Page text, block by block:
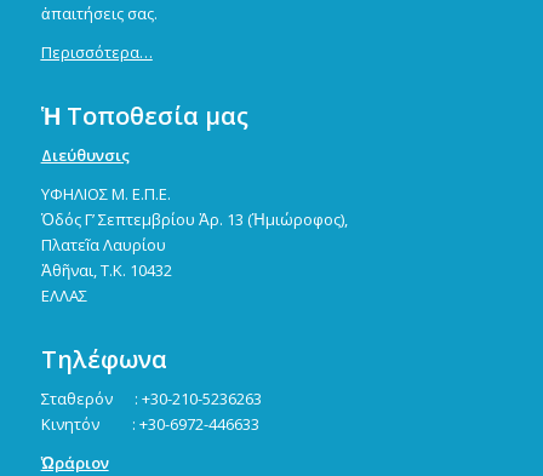
ἀπαιτήσεις σας.
Περισσότερα…
Ἡ Τοποθεσία μας
Διεύθυνσις
ΥΦΗΛΙΟΣ Μ. Ε.Π.Ε.
Ὁδός Γ’ Σεπτεμβρίου Ἀρ. 13 (Ἡμιώροφος),
Πλατεῖα Λαυρίου
Ἀθῆναι, Τ.Κ. 10432
ΕΛΛΑΣ
Τηλέφωνα
Σταθερόν : +30-210-5236263
Κινητόν : +30-6972-446633
Ὡράριον